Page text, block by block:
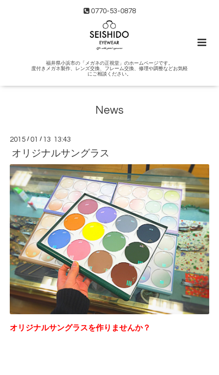
0770-53-0878
福井県小浜市の「メガネの正視堂」のホームページです。
度付きメガネ製作、レンズ交換、フレーム交換、修理や調整などお気軽
にご相談ください。
News
2015 /01 / 13 13:43
オリジナルサングラス
オリジナルサングラスを作りませんか？